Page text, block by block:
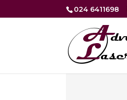
024 6411698